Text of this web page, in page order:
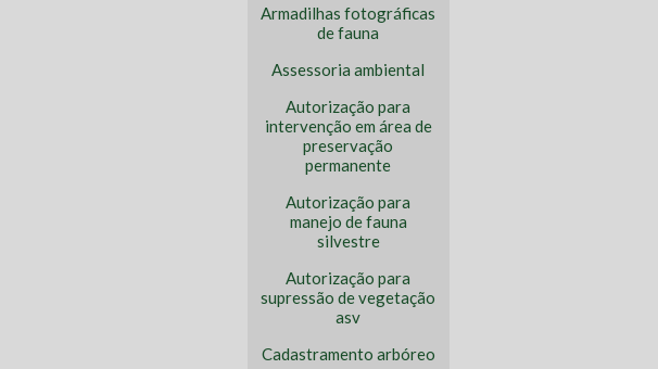
Armadilhas fotográficas
de fauna
Assessoria ambiental
Autorização para
intervenção em área de
preservação
permanente
Autorização para
manejo de fauna
silvestre
Autorização para
supressão de vegetação
asv
Cadastramento arbóreo